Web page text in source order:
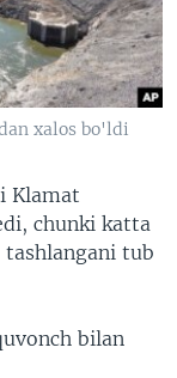
xalos bo'ldi
Klamat
chunki katta
tub
bilan